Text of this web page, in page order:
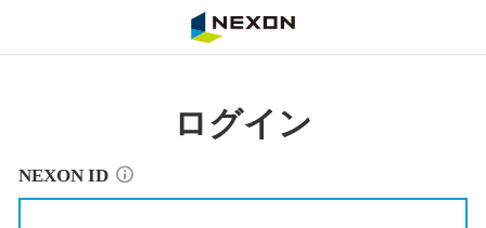
ログイン
NEXON ID